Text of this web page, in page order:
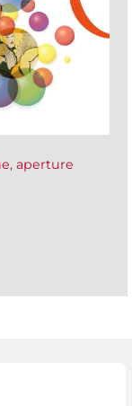
aperture